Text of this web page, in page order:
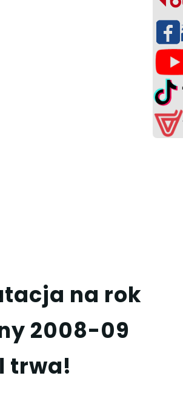
na rok
2008-09
trwa!